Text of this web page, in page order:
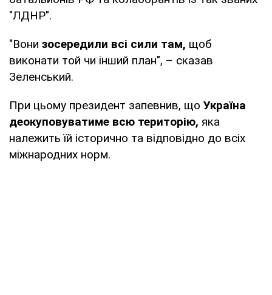
"ЛДНР".
"Вони зосередили всі сили там, щоб
виконати той чи інший план", – сказав
Зеленський.
При цьому президент запевнив, що Україна
деокуповуватиме всю територію, яка
належить їй історично та відповідно до всіх
міжнародних норм.